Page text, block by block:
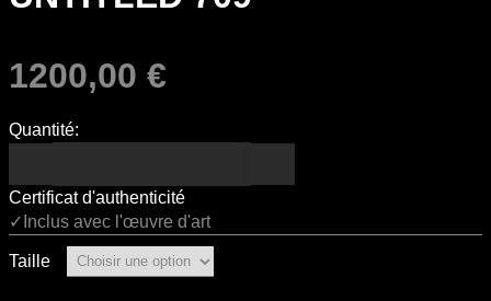
1200,00 €
Quantité:
Certificat d'authenticité
✓Inclus avec l'œuvre d'art
Taille